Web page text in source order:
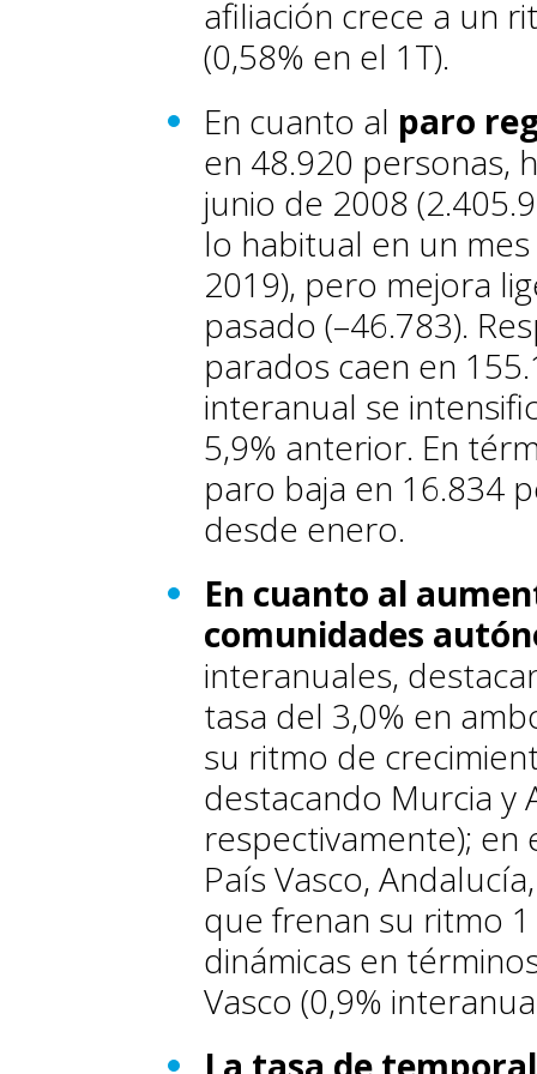
afiliación crece a un
(0,58% en el 1T).
En cuanto al paro
en 48.920 personas,
junio de 2008
lo habitual en un
2019), pero mejora
pasado (–46.783).
parados caen en
interanual se
5,9% anterior. En
paro baja en 16.834
desde enero.
En cuanto al
comunidades
interanuales,
tasa del 3,0% en
su ritmo de
destacando Murcia y
respectivamente);
País Vasco,
que frenan su ritmo
dinámicas en
Vasco (0,9%